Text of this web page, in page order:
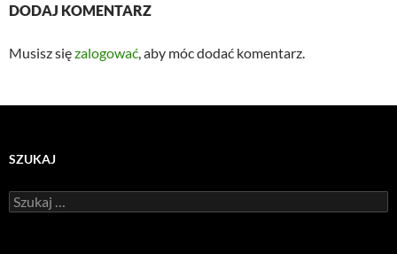
DODAJ KOMENTARZ
Musisz sięzalogować, aby móc dodać komentarz.
SZUKAJ
Szukaj: